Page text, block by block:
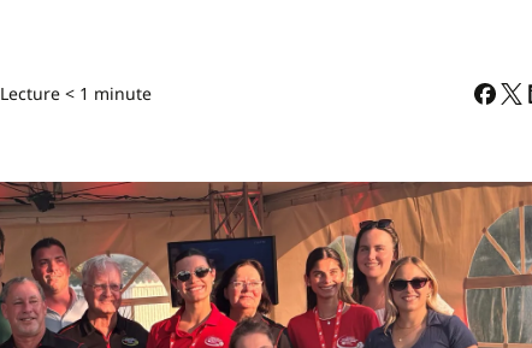
Lecture < 1 minute